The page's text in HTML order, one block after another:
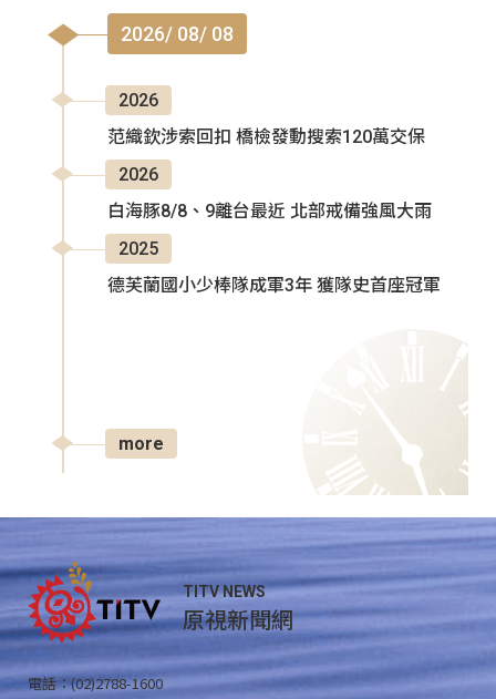
2026/ 08/ 08
2026
范織欽涉索回扣 橋檢發動搜索120萬交保
2026
白海豚8/8、9離台最近 北部戒備強風大雨
2025
德芙蘭國小少棒隊成軍3年 獲隊史首座冠軍
more
TITV NEWS
原視新聞網
電話：(02)2788-1600